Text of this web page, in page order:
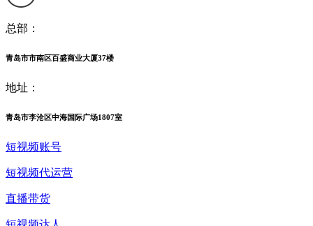
总部：
青岛市市南区百盛商业大厦37楼
地址：
青岛市李沧区中海国际广场1807室
短视频账号
短视频代运营
直播带货